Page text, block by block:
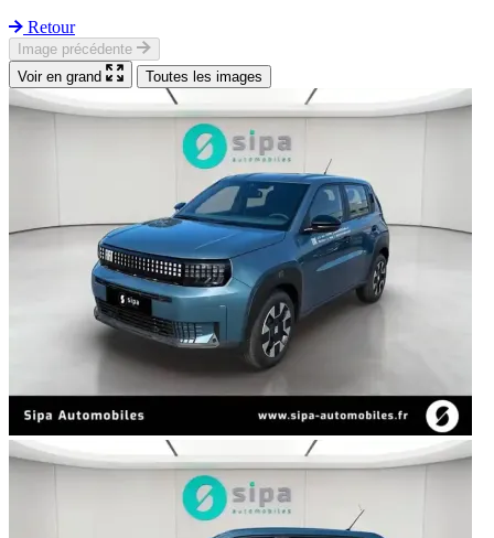
Retour
Image précédente
Voir en grand
Toutes les images